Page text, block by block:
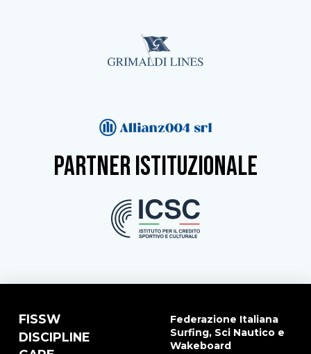
partner istituzionale
FISSW
DISCIPLINE
Federazione Italiana
Surfing, Sci Nautico e
Wakeboard